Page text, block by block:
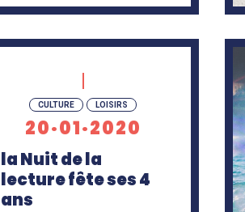
CULTURE LOISIRS
20·01·2020
la Nuit de la
lecture fête ses 4
ans